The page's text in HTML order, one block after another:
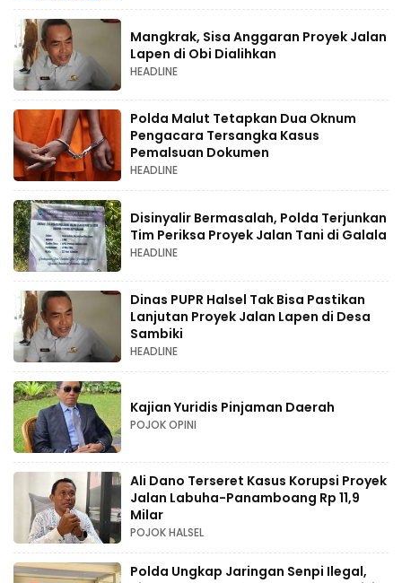
Mangkrak, Sisa Anggaran Proyek Jalan
Lapen di Obi Dialihkan
HEADLINE
Polda Malut Tetapkan Dua Oknum
Pengacara Tersangka Kasus
Pemalsuan Dokumen
HEADLINE
Disinyalir Bermasalah, Polda Terjunkan
Tim Periksa Proyek Jalan Tani di Galala
HEADLINE
Dinas PUPR Halsel Tak Bisa Pastikan
Lanjutan Proyek Jalan Lapen di Desa
Sambiki
HEADLINE
Kajian Yuridis Pinjaman Daerah
POJOK OPINI
Ali Dano Terseret Kasus Korupsi Proyek
Jalan Labuha-Panamboang Rp 11,9
Milar
POJOK HALSEL
Polda Ungkap Jaringan Senpi Ilegal,